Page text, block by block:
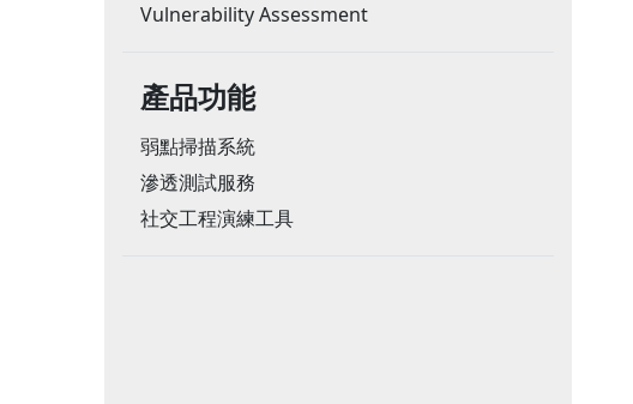
Vulnerability Assessment
產品功能
弱點掃描系統
滲透測試服務
社交工程演練工具